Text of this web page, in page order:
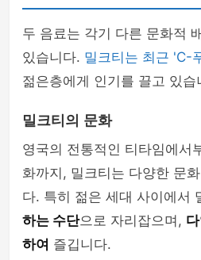
두 음료는 각기 다른 문화적
있습니다. 밀크티는 최근 'C-
젊은층에게 인기를 끌고 있습
밀크티의 문화
영국의 전통적인 티타임에서
화까지, 밀크티는 다양한 문
다. 특히 젊은 세대 사이에서
하는 수단으로 자리잡으며,
하여 즐깁니다.